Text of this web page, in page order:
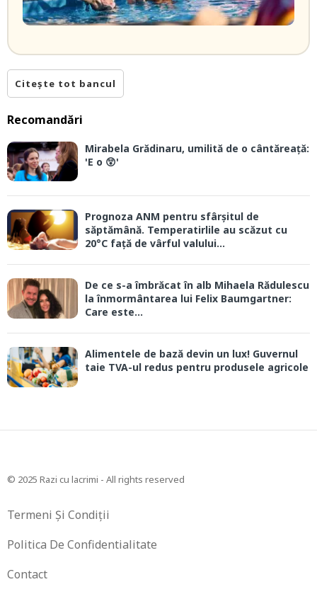
Citește tot bancul
Recomandări
Mirabela Grădinaru, umilită de o cântăreață:
'E o 😲'
Prognoza ANM pentru sfârșitul de
săptămână. Temperatirlile au scăzut cu
20°C față de vârful valului...
De ce s-a îmbrăcat în alb Mihaela Rădulescu
la înmormântarea lui Felix Baumgartner:
Care este...
Alimentele de bază devin un lux! Guvernul
taie TVA-ul redus pentru produsele agricole
© 2025 Razi cu lacrimi - All rights reserved
Termeni Și Condiții
Politica De Confidentialitate
Contact